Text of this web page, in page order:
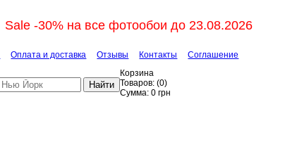
Sale -30% на все фотообои до 23.08.2026
Оплата и доставка Отзывы Контакты Соглашение
Найти
Корзина
Товаров: (0)
Сумма: 0 грн